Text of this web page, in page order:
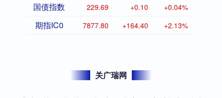
国债指数 229.69 +0.10 +0.04%
期指IC0 7877.80 +164.40 +2.13%
关广瑞网